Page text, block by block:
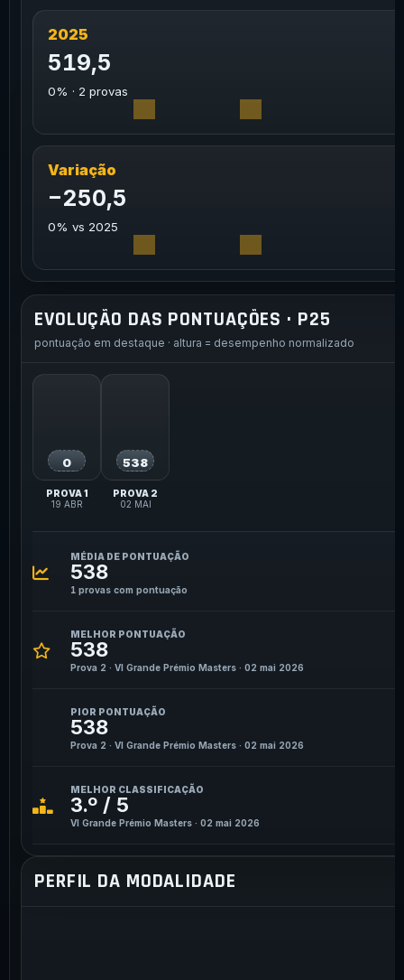
2025
519,5
0% · 2 provas
Variação
−250,5
0% vs 2025
EVOLUÇÃO DAS PONTUAÇÕES · P25
pontuação em destaque · altura = desempenho normalizado
0
PROVA 1
19 ABR
538
PROVA 2
02 MAI
MÉDIA DE PONTUAÇÃO
538
1 provas com pontuação
MELHOR PONTUAÇÃO
538
Prova 2 · VI Grande Prémio Masters · 02 mai 2026
PIOR PONTUAÇÃO
538
Prova 2 · VI Grande Prémio Masters · 02 mai 2026
MELHOR CLASSIFICAÇÃO
3.º / 5
VI Grande Prémio Masters · 02 mai 2026
PERFIL DA MODALIDADE